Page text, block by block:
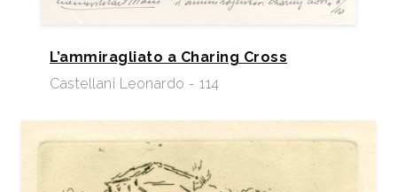
L’ammiragliato a Charing Cross
Castellani Leonardo - 114